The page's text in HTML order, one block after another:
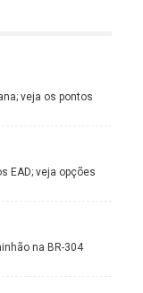
veja os pontos
EAD; veja opções
na BR-304